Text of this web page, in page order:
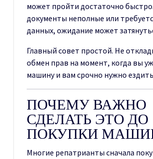
может пройти достаточно
документы неполные или
данных, ожидание может
Главный совет простой. Не
обмен прав на момент, когда вы
машину и вам срочно нужно
ПОЧЕМУ ВАЖНО
СДЕЛАТЬ ЭТО ДО
ПОКУПКИ
Многие репатрианты сначала